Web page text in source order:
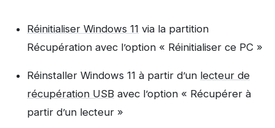
Réinitialiser Windows 11 via la partition
Récupération avec l’option « Réinitialiser ce PC »
Réinstaller Windows 11 à partir d’un lecteur de
récupération USB avec l’option « Récupérer à
partir d’un lecteur »